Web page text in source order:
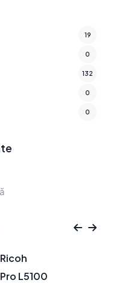
19
0
132
0
0
Ricoh
Pro L5100